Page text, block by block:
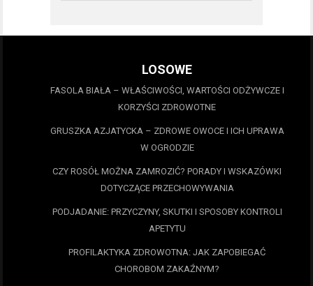
LOSOWE
FASOLA BIAŁA – WŁAŚCIWOŚCI, WARTOŚCI ODŻYWCZE I
KORZYŚCI ZDROWOTNE
GRUSZKA AZJATYCKA – ZDROWE OWOCE I ICH UPRAWA
W OGRODZIE
CZY ROSÓŁ MOŻNA ZAMROZIĆ? PORADY I WSKAZÓWKI
DOTYCZĄCE PRZECHOWYWANIA
PODJADANIE: PRZYCZYNY, SKUTKI I SPOSOBY KONTROLI
APETYTU
PROFILAKTYKA ZDROWOTNA: JAK ZAPOBIEGAĆ
CHOROBOM ZAKAŹNYM?